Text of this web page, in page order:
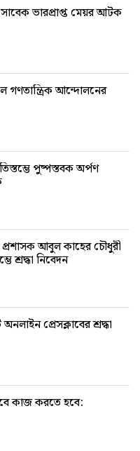
ভারপ্রাপ্ত মেয়র আটক
গণতান্ত্রিক আন্দোলনের
পুষ্পস্তবক অর্পণ
আবুল কাহের চৌধুরী
শ্রদ্ধা নিবেদন
প্রেসক্লাবের শ্রদ্ধা
কাজ করতে হবে: